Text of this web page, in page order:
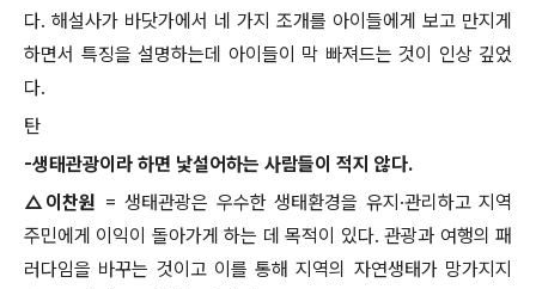
다. 해설사가 바닷가에서 네 가지 조개를 아이들에게 보고 만지게
하면서 특징을 설명하는데 아이들이 막 빠져드는 것이 인상 깊었
다.
탄
-생태관광이라 하면 낯설어하는 사람들이 적지 않다.
△이찬원 =생태관광은 우수한 생태환경을 유지 ·관리하고 지역
주민에게 이익이 돌아가게 하는 데 목적이 있다.관광과 여행의 패
러다임을 바꾸는 것이고 이를 통해 지역의 자연생태가 망가지지